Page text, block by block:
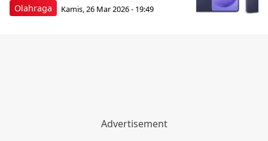
Olahraga Kamis, 26 Mar 2026 - 19:49